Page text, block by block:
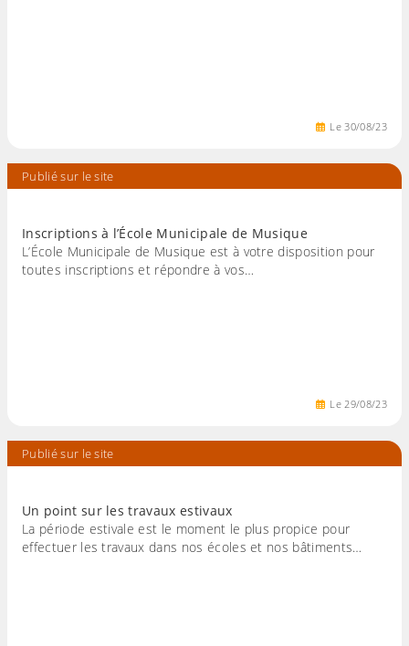
Le30/08/23
Publié sur le site
Inscriptions à l’École Municipale de Musique
L’École Municipale de Musique est à votre disposition pour
toutes inscriptions et répondre à vos…
Le29/08/23
Publié sur le site
Un point sur les travaux estivaux
La période estivale est le moment le plus propice pour
effectuer les travaux dans nos écoles et nos bâtiments…